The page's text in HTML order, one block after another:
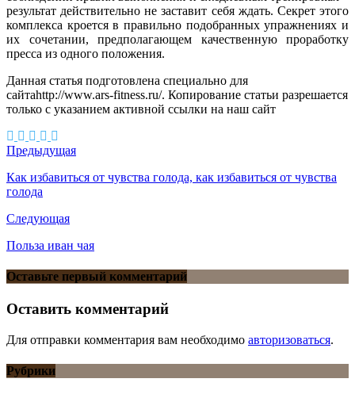
результат действительно не заставит себя ждать. Секрет этого
комплекса кроется в правильно подобранных упражнениях и
их сочетании, предполагающем качественную проработку
пресса из одного положения.
Данная статья подготовлена специально для
сайтаhttp://www.ars-fitness.ru/. Копирование статьи разрешается
только с указанием активной ссылки на наш сайт
Предыдущая
Как избавиться от чувства голода, как избавиться от чувства
голода
Следующая
Польза иван чая
Оставьте первый комментарий
Оставить комментарий
Для отправки комментария вам необходимо авторизоваться.
Рубрики